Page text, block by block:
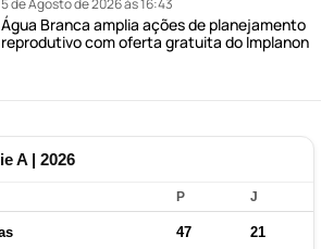
5 de Agosto de 2026 às 16:43
Água Branca amplia ações de planejamento
reprodutivo com oferta gratuita do Implanon